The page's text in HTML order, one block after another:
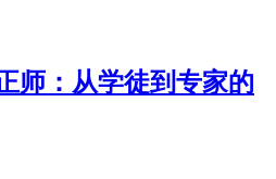
师：从学徒到专家的